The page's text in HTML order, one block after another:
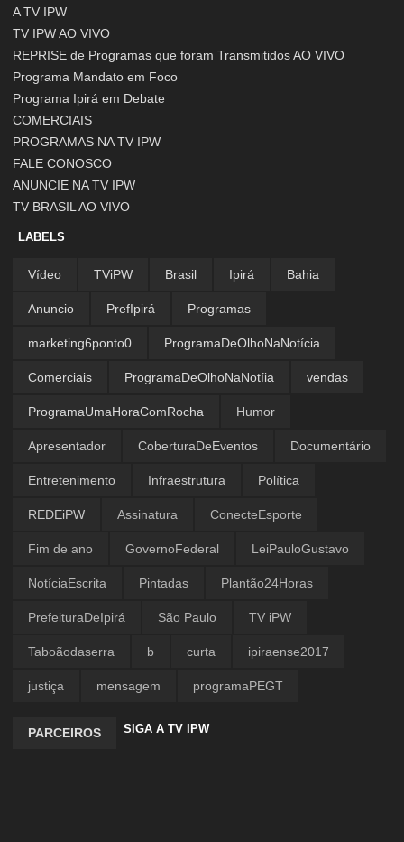
A TV IPW
TV IPW AO VIVO
REPRISE de Programas que foram Transmitidos AO VIVO
Programa Mandato em Foco
Programa Ipirá em Debate
COMERCIAIS
PROGRAMAS NA TV IPW
FALE CONOSCO
ANUNCIE NA TV IPW
TV BRASIL AO VIVO
LABELS
Vídeo TViPW Brasil Ipirá Bahia
Anuncio PrefIpirá Programas
marketing6ponto0 ProgramaDeOlhoNaNotícia
Comerciais ProgramaDeOlhoNaNotíia vendas
ProgramaUmaHoraComRocha Humor
Apresentador CoberturaDeEventos Documentário
Entretenimento Infraestrutura Política
REDEiPW Assinatura ConecteEsporte
Fim de ano GovernoFederal LeiPauloGustavo
NotíciaEscrita Pintadas Plantão24Horas
PrefeituraDeIpirá São Paulo TV iPW
Taboãodaserra b curta ipiraense2017
justiça mensagem programaPEGT
PARCEIROS SIGA A TV IPW